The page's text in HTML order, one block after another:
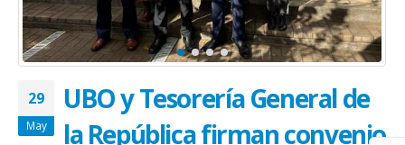
29
May
UBO y Tesorería General de
la República firman convenio